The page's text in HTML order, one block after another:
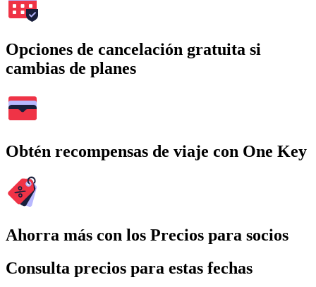
Opciones de cancelación gratuita si
cambias de planes
Obtén recompensas de viaje con One Key
Ahorra más con los Precios para socios
Consulta precios para estas fechas